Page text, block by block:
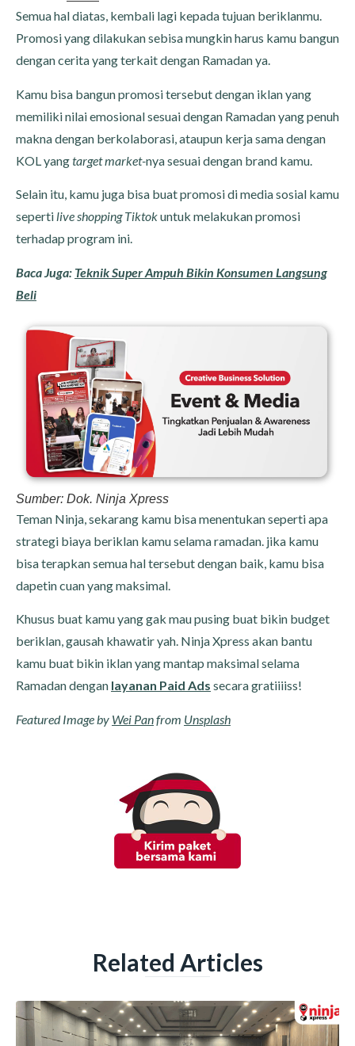
Semua hal diatas, kembali lagi kepada tujuan beriklanmu.
Promosi yang dilakukan sebisa mungkin harus kamu bangun
dengan cerita yang terkait dengan Ramadan ya.
Kamu bisa bangun promosi tersebut dengan iklan yang
memiliki nilai emosional sesuai dengan Ramadan yang penuh
makna dengan berkolaborasi, ataupun kerja sama dengan
KOL yangtarget market-nya sesuai dengan brand kamu.
Selain itu, kamu juga bisa buat promosi di media sosial kamu
seperti live shopping Tiktokuntuk melakukan promosi
terhadap program ini.
Baca Juga: Teknik Super Ampuh Bikin Konsumen Langsung
Beli
Sumber: Dok. Ninja Xpress
Teman Ninja, sekarang kamu bisa menentukan seperti apa
strategi biaya beriklan kamu selama ramadan. jika kamu
bisa terapkan semua hal tersebut dengan baik, kamu bisa
dapetin cuan yang maksimal.
Khusus buat kamu yang gak mau pusing buat bikin budget
beriklan, gausah khawatir yah. Ninja Xpress akan bantu
kamu buat bikin iklan yang mantap maksimal selama
Ramadan dengan layanan Paid Ads secara gratiiiiss!
Featured Image by Wei Panfrom Unsplash
Related Articles